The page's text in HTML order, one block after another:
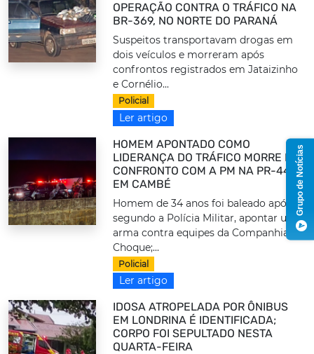
OPERAÇÃO CONTRA O TRÁFICO NA
BR-369, NO NORTE DO PARANÁ
Suspeitos transportavam drogas em
dois veículos e morreram após
confrontos registrados em Jataizinho
e Cornélio...
Policial
Ler artigo
HOMEM APONTADO COMO
LIDERANÇA DO TRÁFICO MORRE EM
CONFRONTO COM A PM NA PR-445,
EM CAMBÉ
Homem de 34 anos foi baleado após,
segundo a Polícia Militar, apontar uma
arma contra equipes da Companhia de
Choque;...
Policial
Ler artigo
IDOSA ATROPELADA POR ÔNIBUS
EM LONDRINA É IDENTIFICADA;
CORPO FOI SEPULTADO NESTA
QUARTA-FEIRA
Grupo de Notícias